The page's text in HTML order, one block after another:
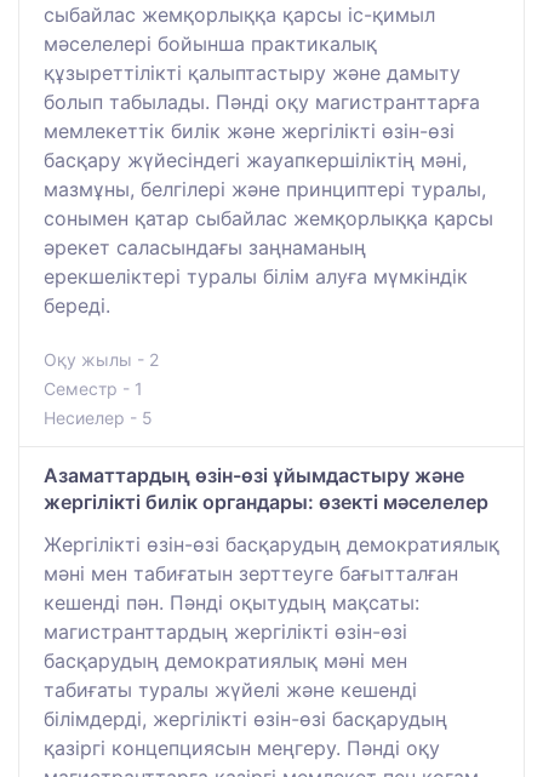
сыбайлас жемқорлыққа қарсы іс-қимыл
мәселелері бойынша практикалық
құзыреттілікті қалыптастыру және дамыту
болып табылады. Пәнді оқу магистранттарға
мемлекеттік билік және жергілікті өзін-өзі
басқару жүйесіндегі жауапкершіліктің мәні,
мазмұны, белгілері және принциптері туралы,
сонымен қатар сыбайлас жемқорлыққа қарсы
әрекет саласындағы заңнаманың
ерекшеліктері туралы білім алуға мүмкіндік
береді.
Оқу жылы - 2
Семестр - 1
Несиелер - 5
Азаматтардың өзін-өзі ұйымдастыру және
жергілікті билік органдары: өзекті мәселелер
Жергілікті өзін-өзі басқарудың демократиялық
мәні мен табиғатын зерттеуге бағытталған
кешенді пән. Пәнді оқытудың мақсаты:
магистранттардың жергілікті өзін-өзі
басқарудың демократиялық мәні мен
табиғаты туралы жүйелі және кешенді
білімдерді, жергілікті өзін-өзі басқарудың
қазіргі концепциясын меңгеру. Пәнді оқу